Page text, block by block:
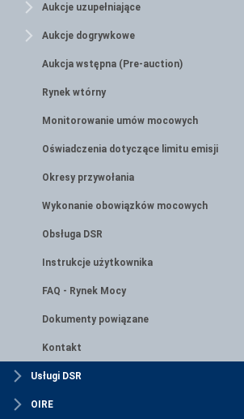
Aukcje uzupełniające
Aukcje dogrywkowe
Aukcja wstępna (Pre-auction)
Rynek wtórny
Monitorowanie umów mocowych
Oświadczenia dotyczące limitu emisji
Okresy przywołania
Wykonanie obowiązków mocowych
Obsługa DSR
Instrukcje użytkownika
FAQ - Rynek Mocy
Dokumenty powiązane
Kontakt
Usługi DSR
OIRE